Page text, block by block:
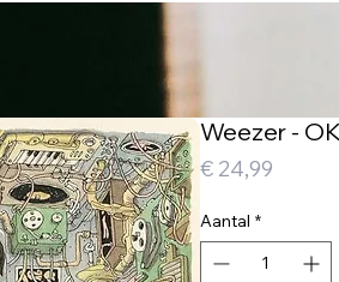
Weezer -
€ 24,99
Aantal *